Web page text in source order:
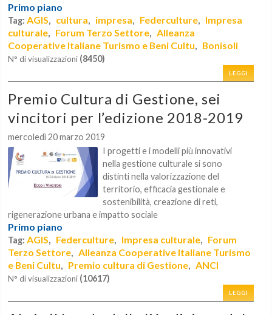
Primo piano
Tag:AGIS, cultura, impresa, Federculture, Impresa
culturale, Forum Terzo Settore,Alleanza
Cooperative Italiane Turismo e Beni Cultu, Bonisoli
N° di visualizzazioni (8450)
LEGGI
Premio Cultura di Gestione, sei
vincitori per l’edizione 2018-2019
mercoledì 20 marzo 2019
I progetti e i modelli più innovativi
nella gestione culturale si sono
distinti nella valorizzazione del
territorio, efficacia gestionale e
sostenibilità, creazione di reti,
rigenerazione urbana e impatto sociale
Primo piano
Tag:AGIS, Federculture, Impresa culturale, Forum
Terzo Settore,Alleanza Cooperative Italiane Turismo
e Beni Cultu, Premio cultura di Gestione,ANCI
N° di visualizzazioni (10617)
LEGGI